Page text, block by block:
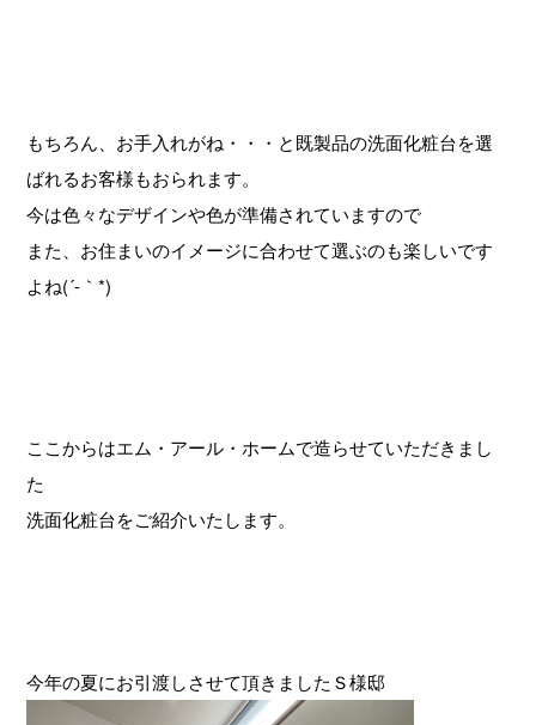
もちろん、お手入れがね・・・と既製品の洗面化粧台を選
ばれるお客様もおられます。
今は色々なデザインや色が準備されていますので
また、お住まいのイメージに合わせて選ぶのも楽しいです
よね(´-｀*)
ここからはエム・アール・ホームで造らせていただきまし
た
洗面化粧台をご紹介いたします。
今年の夏にお引渡しさせて頂きましたＳ様邸